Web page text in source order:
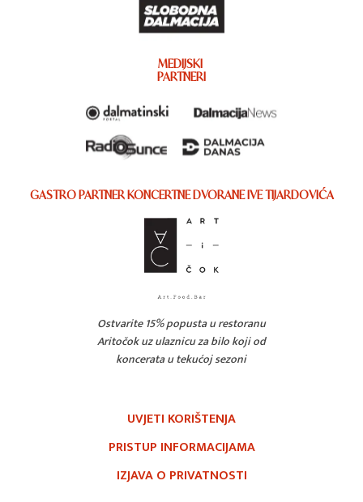
MEDIJSKI
PARTNERI
GASTRO PARTNER KONCERTNE DVORANE IVE TIJARDOVIĆA
Ostvarite 15% popusta u restoranu
Aritočok uz ulaznicu za bilo koji od
koncerata u tekućoj sezoni
UVJETI KORIŠTENJA
PRISTUP INFORMACIJAMA
IZJAVA O PRIVATNOSTI